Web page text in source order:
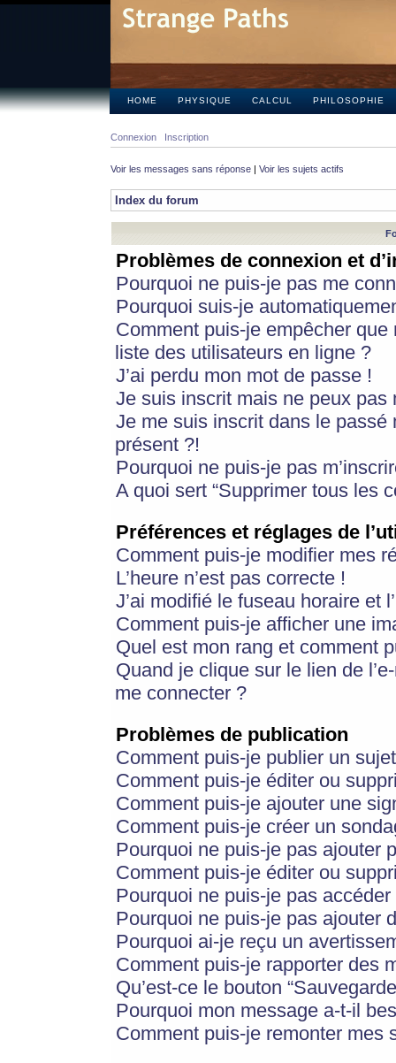
HOME PHYSIQUE CALCUL PHILOSOPHIE
Connexion Inscription
Voir les messages sans réponse | Voir les sujets actifs
Index du forum
Problèmes de connexion et
Pourquoi ne puis-je pas me
Pourquoi suis-je
Comment puis-je empêcher
liste des utilisateurs en ligne ?
J’ai perdu mon mot de passe !
Je suis inscrit mais ne peux pas
Je me suis inscrit dans le
présent ?!
Pourquoi ne puis-je pas
A quoi sert “Supprimer tous les
Préférences et réglages de
Comment puis-je modifier mes
L’heure n’est pas correcte !
J’ai modifié le fuseau horaire et
Comment puis-je afficher une
Quel est mon rang et comment
Quand je clique sur le lien de
me connecter ?
Problèmes de publication
Comment puis-je publier un
Comment puis-je éditer ou
Comment puis-je ajouter une
Comment puis-je créer un
Pourquoi ne puis-je pas ajouter
Comment puis-je éditer ou
Pourquoi ne puis-je pas
Pourquoi ne puis-je pas ajouter
Pourquoi ai-je reçu un
Comment puis-je rapporter des
Qu’est-ce le bouton
Pourquoi mon message a-t-il
Comment puis-je remonter mes